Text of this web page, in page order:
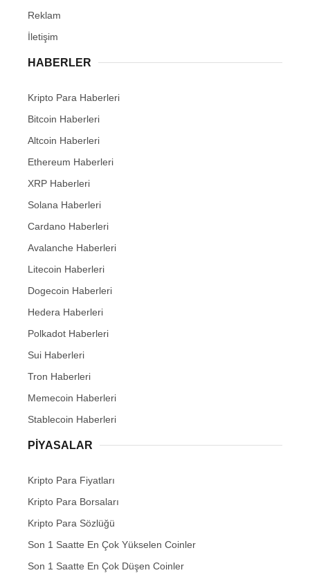
Reklam
İletişim
HABERLER
Kripto Para Haberleri
Bitcoin Haberleri
Altcoin Haberleri
Ethereum Haberleri
XRP Haberleri
Solana Haberleri
Cardano Haberleri
Avalanche Haberleri
Litecoin Haberleri
Dogecoin Haberleri
Hedera Haberleri
Polkadot Haberleri
Sui Haberleri
Tron Haberleri
Memecoin Haberleri
Stablecoin Haberleri
PIYASALAR
Kripto Para Fiyatları
Kripto Para Borsaları
Kripto Para Sözlüğü
Son 1 Saatte En Çok Yükselen Coinler
Son 1 Saatte En Çok Düşen Coinler